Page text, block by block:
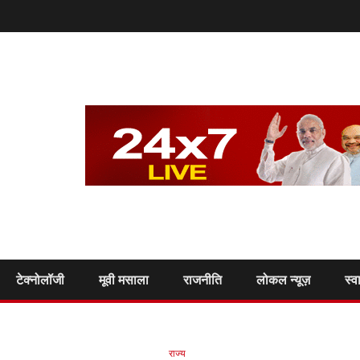
टेक्नोलॉजी मूवी मसाला राजनीति लोकल न्यूज़
राज्य